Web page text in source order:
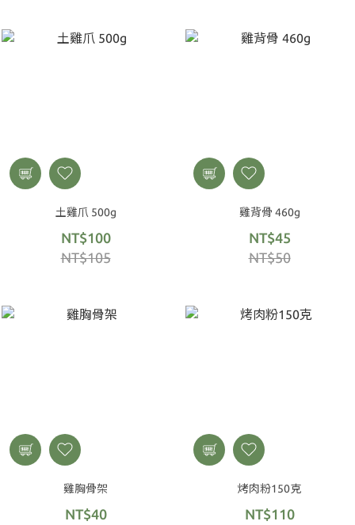
土雞爪 500g
NT$100
NT$105
雞背骨 460g
NT$45
NT$50
雞胸骨架
NT$40
烤肉粉150克
NT$110